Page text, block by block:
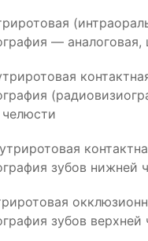
— аналоговая,
зубов нижней
зубов верхней